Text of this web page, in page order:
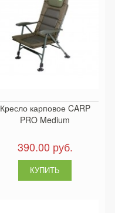
Кресло карповое CARP
PRO Medium
390.00 руб.